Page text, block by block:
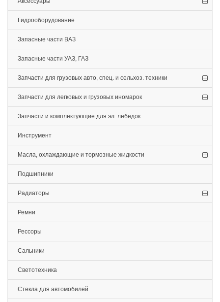
Гидрооборудование
Запасные части ВАЗ
Запасные части УАЗ, ГАЗ
Запчасти для грузовых авто, спец. и сельхоз. техники
Запчасти для легковых и грузовых иномарок
Запчасти и комплектующие для эл. лебедок
Инструмент
Масла, охлаждающие и тормозные жидкости
Подшипники
Радиаторы
Ремни
Рессоры
Сальники
Светотехника
Стекла для автомобилей